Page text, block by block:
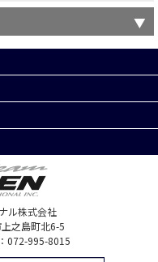
ル株式会社
之島町北6-5
072-995-8015